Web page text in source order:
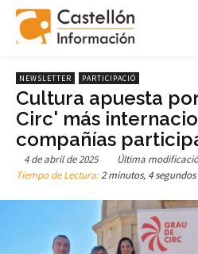
NEWSLETTER PARTICIPACIÓ
Cultura apuesta
Circ' más
compañías
4 de abril de 2025 Última
Tiempo de Lectura:2 minutos, 4 segundos